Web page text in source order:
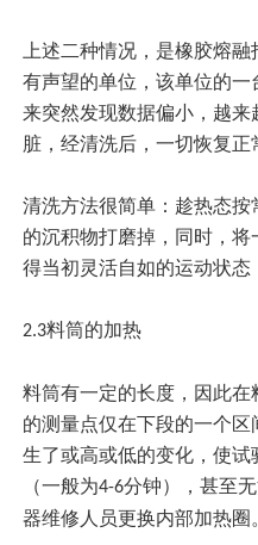
上述二种情况，是橡胶熔
有声望的单位，该单位的
来突然发现数据偏小，越
脏，经清洗后，一切恢复正
清洗方法很简单：趁热态
的沉积物打磨掉，同时，
得当初灵活自如的运动状态
2.3料筒的加热
料筒有一定的长度，因此
的测量点仅在下段的一个
生了或高或低的变化，使
（一般为4-6分钟），甚至
器维修人员更换内部加热圈。